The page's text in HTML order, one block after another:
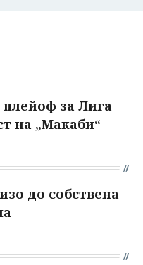
за Лига
на „Макаби“
до собствена